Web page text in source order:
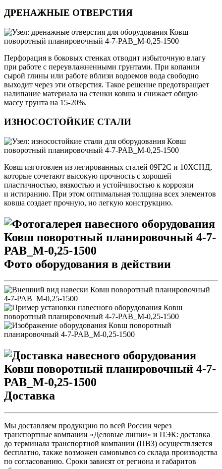
ДРЕНАЖНЫЕ ОТВЕРСТИЯ
Перфорация в боковых стенках отводит избыточную влагу
при работе с переувлажненными грунтами. При копании
сырой глины или работе вблизи водоемов вода свободно
выходит через эти отверстия. Такое решение предотвращает
налипание материала на стенки ковша и снижает общую
массу грунта на 15-20%.
ИЗНОСОСТОЙКИЕ СТАЛИ
Ковш изготовлен из легированных сталей 09Г2С и 10ХСНД,
которые сочетают высокую прочность с хорошей
пластичностью, вязкостью и устойчивостью к коррозии
и истиранию. При этом оптимальная толщина всех элементов
ковша создает прочную, но легкую конструкцию.
Фото оборудования в действии
Доставка
Мы доставляем продукцию по всей России через
транспортные компании «Деловые линии» и ПЭК: доставка
до терминала транспортной компании (ПВЗ) осуществляется
бесплатно, также возможен самовывоз со склада производства
по согласованию. Сроки зависят от региона и габаритов